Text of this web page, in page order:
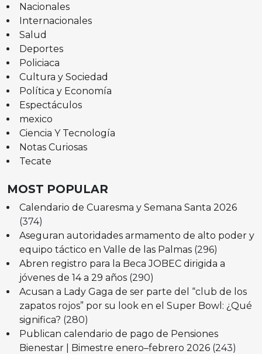
Nacionales
Internacionales
Salud
Deportes
Policiaca
Cultura y Sociedad
Política y Economía
Espectáculos
mexico
Ciencia Y Tecnología
Notas Curiosas
Tecate
MOST POPULAR
Calendario de Cuaresma y Semana Santa 2026
(374)
Aseguran autoridades armamento de alto poder y
equipo táctico en Valle de las Palmas (296)
Abren registro para la Beca JOBEC dirigida a
jóvenes de 14 a 29 años (290)
Acusan a Lady Gaga de ser parte del “club de los
zapatos rojos” por su look en el Super Bowl: ¿Qué
significa? (280)
Publican calendario de pago de Pensiones
Bienestar | Bimestre enero–febrero 2026 (243)